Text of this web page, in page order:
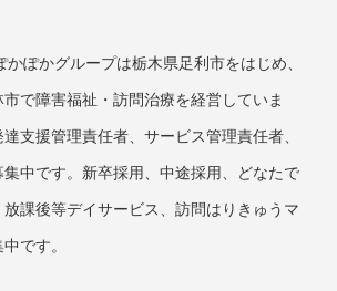
ぽかグループは栃木県足利市をはじめ、
で障害福祉・訪問治療を経営していま
支援管理責任者、サービス管理責任者、
中です。新卒採用、中途採用、どなたで
課後等デイサービス、訪問はりきゅうマ
です。